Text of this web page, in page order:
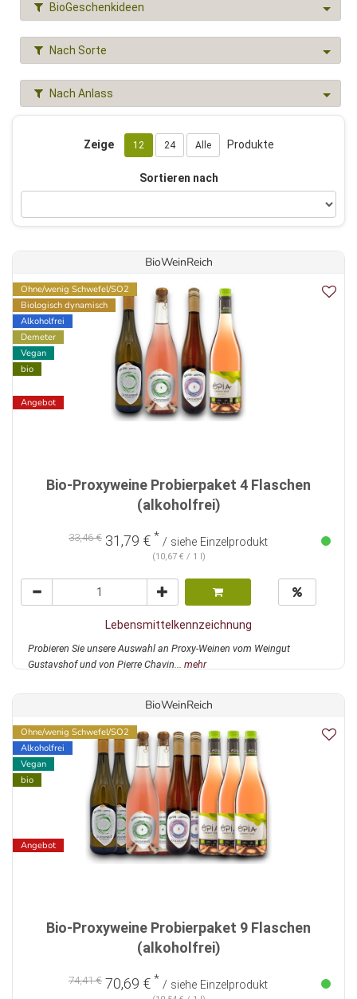
BioGeschenkideen
Nach Sorte
Nach Anlass
Zeige 12 24 Alle Produkte
Sortieren nach
BioWeinReich
Ohne/wenig Schwefel/SO2
Biologisch dynamisch
Alkoholfrei
Demeter
Vegan
bio
Angebot
Bio-Proxyweine Probierpaket 4 Flaschen
(alkoholfrei)
33,46 € 31,79 € * / siehe Einzelprodukt
(10,67 € / 1 l)
Lebensmittelkennzeichnung
Probieren Sie unsere Auswahl an Proxy-Weinen vom Weingut
Gustavshof und von Pierre Chavin... mehr
BioWeinReich
Ohne/wenig Schwefel/SO2
Alkoholfrei
Vegan
bio
Angebot
Bio-Proxyweine Probierpaket 9 Flaschen
(alkoholfrei)
74,41 € 70,69 € * / siehe Einzelprodukt